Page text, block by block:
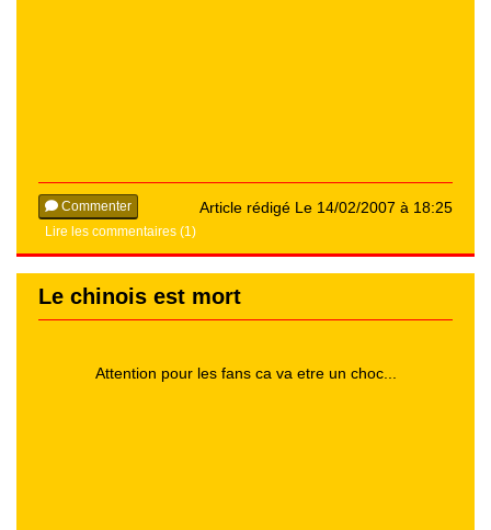
Article rédigé Le 14/02/2007 à 18:25
Commenter
Lire les commentaires (1)
Le chinois est mort
Attention pour les fans ca va etre un choc...